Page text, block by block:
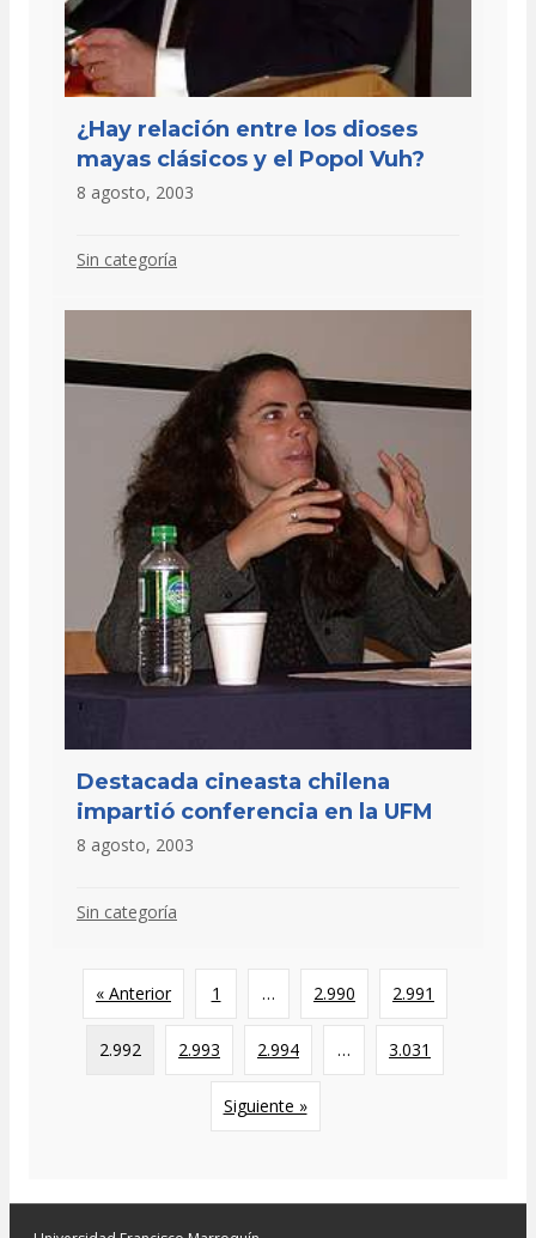
¿Hay relación entre los dioses
mayas clásicos y el Popol Vuh?
8 agosto, 2003
Sin categoría
Destacada cineasta chilena
impartió conferencia en la UFM
8 agosto, 2003
Sin categoría
« Anterior 1 … 2.990 2.991
2.992 2.993 2.994 … 3.031
Siguiente »